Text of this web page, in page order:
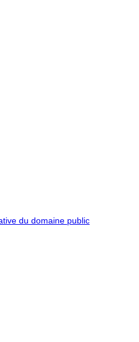
du domaine public